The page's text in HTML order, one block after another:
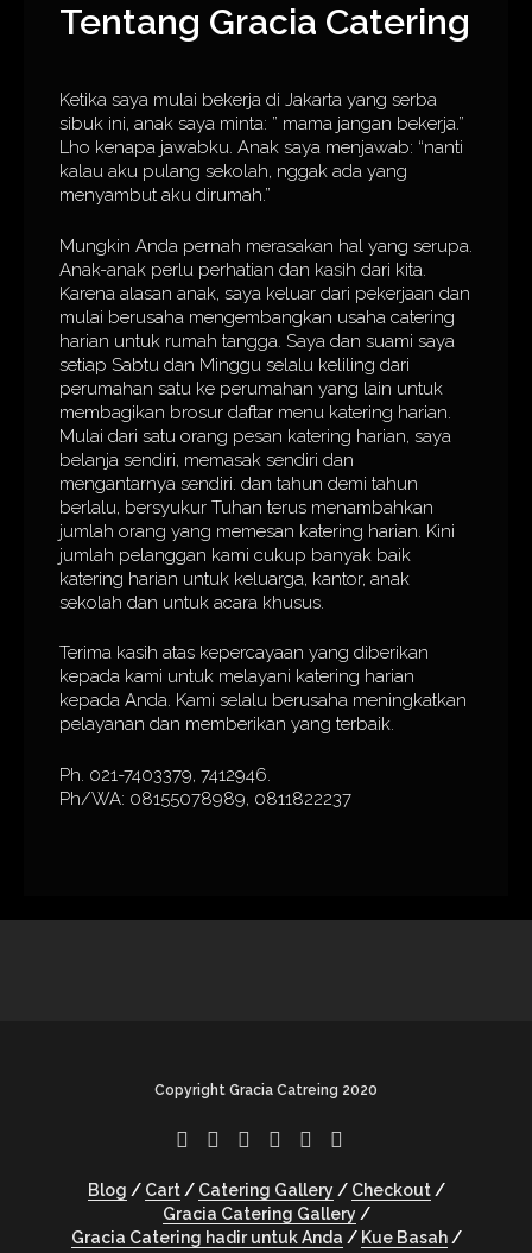
Tentang Gracia Catering
Ketika saya mulai bekerja di Jakarta yang serba
sibuk ini, anak saya minta: ” mama jangan bekerja.”
Lho kenapa jawabku. Anak saya menjawab: “nanti
kalau aku pulang sekolah, nggak ada yang
menyambut aku dirumah.”
Mungkin Anda pernah merasakan hal yang serupa.
Anak-anak perlu perhatian dan kasih dari kita.
Karena alasan anak, saya keluar dari pekerjaan dan
mulai berusaha mengembangkan usaha catering
harian untuk rumah tangga. Saya dan suami saya
setiap Sabtu dan Minggu selalu keliling dari
perumahan satu ke perumahan yang lain untuk
membagikan brosur daftar menu katering harian.
Mulai dari satu orang pesan katering harian, saya
belanja sendiri, memasak sendiri dan
mengantarnya sendiri. dan tahun demi tahun
berlalu, bersyukur Tuhan terus menambahkan
jumlah orang yang memesan katering harian. Kini
jumlah pelanggan kami cukup banyak baik
katering harian untuk keluarga, kantor, anak
sekolah dan untuk acara khusus.
Terima kasih atas kepercayaan yang diberikan
kepada kami untuk melayani katering harian
kepada Anda. Kami selalu berusaha meningkatkan
pelayanan dan memberikan yang terbaik.
Ph. 021-7403379, 7412946.
Ph/WA: 08155078989, 0811822237
Copyright Gracia Catreing 2020
Blog Cart Catering Gallery
Checkout
Gracia Catering Gallery
Gracia Catering hadir untuk Anda
Kue Basah